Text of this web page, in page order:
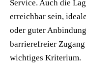
Service. Auch die
erreichbar sein,
oder guter
barrierefreier
wichtiges Kriterium.